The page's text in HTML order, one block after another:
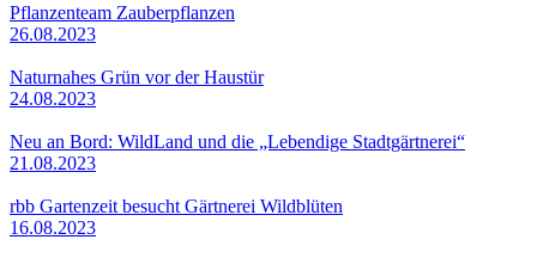
Pflanzenteam Zauberpflanzen
26.08.2023
Naturnahes Grün vor der Haustür
24.08.2023
Neu an Bord: WildLand und die „Lebendige Stadtgärtnerei“
21.08.2023
rbb Gartenzeit besucht Gärtnerei Wildblüten
16.08.2023